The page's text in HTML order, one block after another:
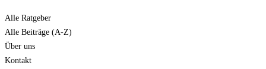
Alle Ratgeber
Alle Beiträge (A-Z)
Über uns
Kontakt